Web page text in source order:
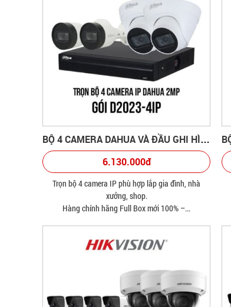
BỘ 4 CAMERA DAHUA VÀ ĐẦU GHI HÌNH
6.130.000đ
Trọn bộ 4 camera IP phù hợp lắp gia đình, nhà
xưởng, shop.
Hàng chính hãng Full Box mới 100% –...